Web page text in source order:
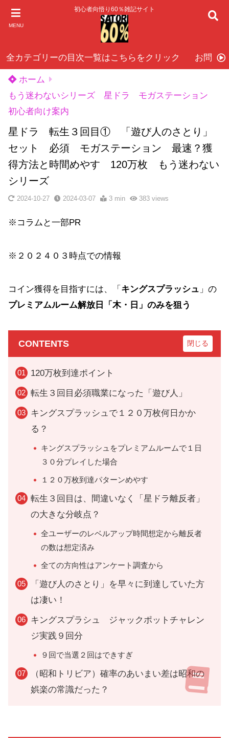
MENU
初心者向悟り60％雑記サイト
全カテゴリーの目次一覧はこちらをクリック お問い
ホーム
もう迷わないシリーズ 星ドラ モガステーション
初心者向け案内
星ドラ 転生３回目① 「遊び人のさとり」
セット 必須 モガステーション 最速？獲
得方法と時間めやす 120万枚 もう迷わない
シリーズ
2024-10-27 2024-03-07 3 min 383views
※コラムと一部PR
※２０２４０３時点での情報
コイン獲得を目指すには、「 キングスプラッシュ 」の
プレミアムルーム解放日「木・日」のみを狙う
CONTENTS
120万枚到達ポイント
転生３回目必須職業になった「遊び人」
キングスプラッシュで１２０万枚何日かか
る？
キングスプラッシュをプレミアムルームで１日
３０分プレイした場合
１２０万枚到達パターンめやす
転生３回目は、間違いなく「星ドラ離反者」
の大きな分岐点？
全ユーザーのレベルアップ時間想定から離反者
の数は想定済み
全ての方向性はアンケート調査から
「遊び人のさとり」を早々に到達していた方
は凄い！
キングスプラシュ ジャックポットチャレン
ジ実践９回分
９回で当選２回はできすぎ
（昭和トリビア）確率のあいまい差は昭和の
娯楽の常識だった？